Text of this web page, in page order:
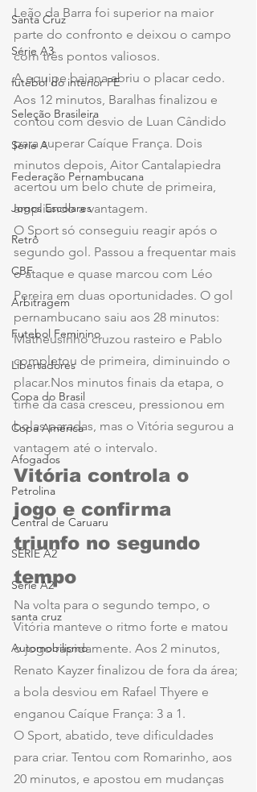
Santa Cruz
Série A3
futebol do interior PE
Seleção Brasileira
Série A
Federação Pernambucana
Jogos Escolares
Retrô
CBF
Arbitragem
Futebol Feminino
Libertadores
Copa do Brasil
Copa América
Afogados
Petrolina
Central de Caruaru
SÉRIE A2
Série A2
santa cruz
Automobilismo
Leão da Barra foi superior na maior
parte do confronto e deixou o campo
com três pontos valiosos.
A equipe baiana abriu o placar cedo.
Aos 12 minutos, Baralhas finalizou e
contou com desvio de Luan Cândido
para superar Caíque França. Dois
minutos depois, Aitor Cantalapiedra
acertou um belo chute de primeira,
ampliando a vantagem.
O Sport só conseguiu reagir após o
segundo gol. Passou a frequentar mais
o ataque e quase marcou com Léo
Pereira em duas oportunidades. O gol
pernambucano saiu aos 28 minutos:
Matheusinho cruzou rasteiro e Pablo
completou de primeira, diminuindo o
placar.Nos minutos finais da etapa, o
time da casa cresceu, pressionou em
bolas paradas, mas o Vitória segurou a
vantagem até o intervalo.
Vitória controla o
jogo e confirma
triunfo no segundo
tempo
Na volta para o segundo tempo, o
Vitória manteve o ritmo forte e matou
o jogo rapidamente. Aos 2 minutos,
Renato Kayzer finalizou de fora da área;
a bola desviou em Rafael Thyere e
enganou Caíque França: 3 a 1.
O Sport, abatido, teve dificuldades
para criar. Tentou com Romarinho, aos
20 minutos, e apostou em mudanças